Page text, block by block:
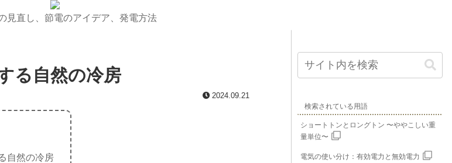
見直し、節電のアイデア、発電方法
る自然の冷房
2024.09.21
自然の冷房
検索されている用語
ショートトンとロングトン 〜ややこしい重
量単位〜
電気の使い分け：有効電力と無効電力